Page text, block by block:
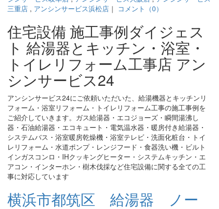
三重店 , アンシンサービス浜松店 ｜ コメント（0）
住宅設備 施工事例ダイジェス
ト 給湯器とキッチン・浴室・
トイレリフォーム工事店 アン
シンサービス24
アンシンサービス24にご依頼いただいた、給湯機器とキッチンリ
フォーム・浴室リフォーム・トイレリフォーム工事の施工事例を
ご紹介していきます。ガス給湯器・エコジョーズ・瞬間湯沸し
器・石油給湯器・エコキュート・電気温水器・暖房付き給湯器・
システムバス・浴室暖房乾燥機・浴室テレビ・洗面化粧台・トイ
レリフォーム・水道ポンプ・レンジフード・食器洗い機・ビルト
インガスコンロ・IHクッキングヒーター・システムキッチン・エ
アコン・インターホン・樹木伐採など住宅設備に関する全ての工
事に対応しています
横浜市都筑区 給湯器 ノー